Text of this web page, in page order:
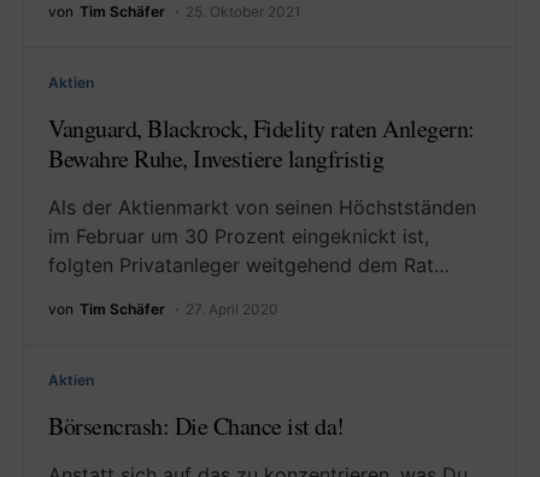
von Tim Schäfer 25. Oktober 2021
Aktien
Vanguard, Blackrock, Fidelity raten Anlegern:
Bewahre Ruhe, Investiere langfristig
Als der Aktienmarkt von seinen Höchstständen
im Februar um 30 Prozent eingeknickt ist,
folgten Privatanleger weitgehend dem Rat…
von Tim Schäfer 27. April 2020
Aktien
Börsencrash: Die Chance ist da!